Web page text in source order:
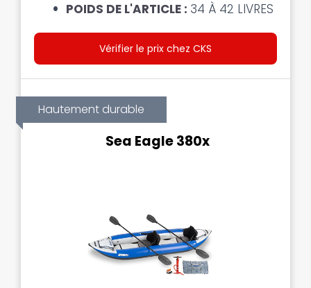
POIDS DE L'ARTICLE : 34 À 42 LIVRES
Vérifier le prix chez CKS
Hautement durable
Sea Eagle 380x